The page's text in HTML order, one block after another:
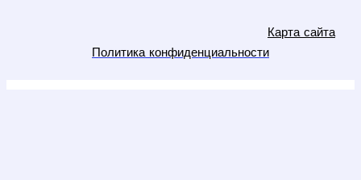
Карта сайта
Политика конфиденциальности